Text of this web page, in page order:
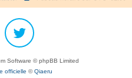
Software © phpBB Limited
officielle ©Qiaeru